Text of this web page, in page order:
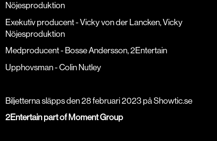
Nöjesproduktion
Exekutiv producent - Vicky von der Lancken, Vicky
Nöjesproduktion
Medproducent - Bosse Andersson, 2Entertain
Upphovsman - Colin Nutley
Biljetterna släpps den 28 februari 2023 på Showtic.se
2Entertain part of Moment Group